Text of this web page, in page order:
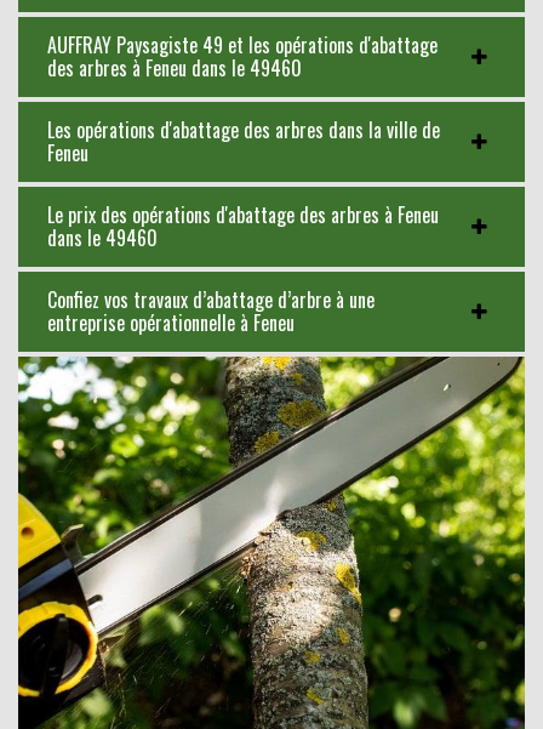
AUFFRAY Paysagiste 49 et les opérations d'abattage
des arbres à Feneu dans le 49460
Les opérations d'abattage des arbres dans la ville de
Feneu
Le prix des opérations d'abattage des arbres à Feneu
dans le 49460
Confiez vos travaux d’abattage d’arbre à une
entreprise opérationnelle à Feneu